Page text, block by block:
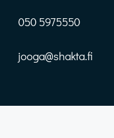
050 5975550
jooga@shakta.fi